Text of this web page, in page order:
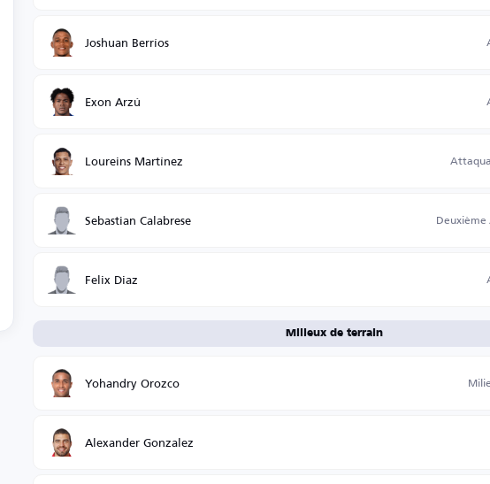
Joshuan Berríos
Exon Arzú
Loureins Martínez
Sebastian Calabrese
Felix Diaz
Milieux de terrain
Yohandry Orozco
Alexander Gonzalez